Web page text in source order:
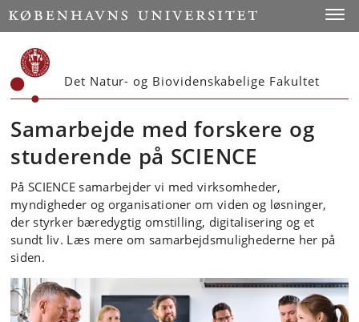
Start
Det Natur- og Biovidenskabelige Fakultet
Samarbejde med forskere og
studerende på SCIENCE
På SCIENCE samarbejder vi med virksomheder,
myndigheder og organisationer om viden og løsninger,
der styrker bæredygtig omstilling, digitalisering og et
sundt liv. Læs mere om samarbejdsmulighederne her på
siden.